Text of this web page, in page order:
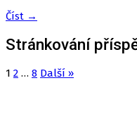
Číst →
Stránkování
1 2 … 8 Další »